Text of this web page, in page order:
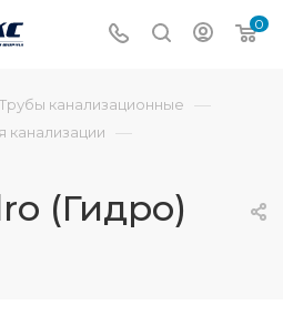
0
Трубы канализационные —
канализации —
(Гидро)